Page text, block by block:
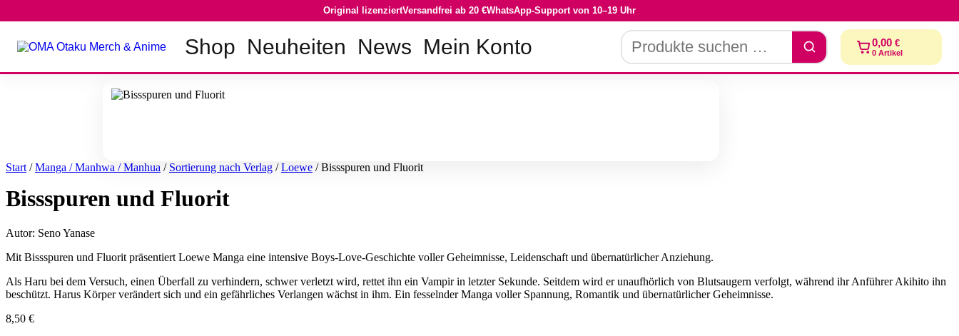
Inhalt
Original lizenziertVersandfrei ab 20 €WhatsApp-Support von 10–19 Uhr
Shop Neuheiten News Mein Konto
Produkte
suchen
0,00 €
0Artikel
Start /Manga / Manhwa / Manhua / Sortierung nach Verlag /Loewe / Bissspuren und Fluorit
Bissspuren und Fluorit
Autor: Seno Yanase
Mit Bissspuren und Fluorit präsentiert Loewe Manga eine intensive Boys-Love-Geschichte voller Geheimnisse, Leidenschaft und übernatürlicher Anziehung.
Als Haru bei dem Versuch, einen Überfall zu verhindern, schwer verletzt wird, rettet ihn ein Vampir in letzter Sekunde. Seitdem wird er unaufhörlich von Blutsaugern verfolgt, während ihr Anführer Akihito ihn
beschützt. Harus Körper verändert sich und ein gefährliches Verlangen wächst in ihm. Ein fesselnder Manga voller Spannung, Romantik und übernatürlicher Geheimnisse.
8,50 €